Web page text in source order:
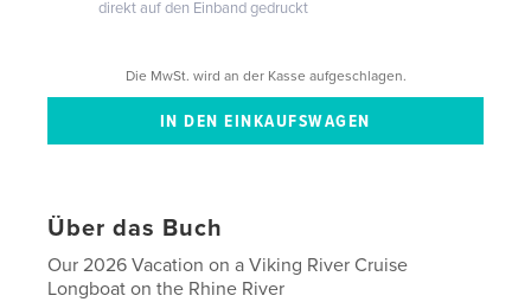
direkt auf den Einband gedruckt
Die MwSt. wird an der Kasse aufgeschlagen.
Über das Buch
Our 2026 Vacation on a Viking River Cruise
Longboat on the Rhine River